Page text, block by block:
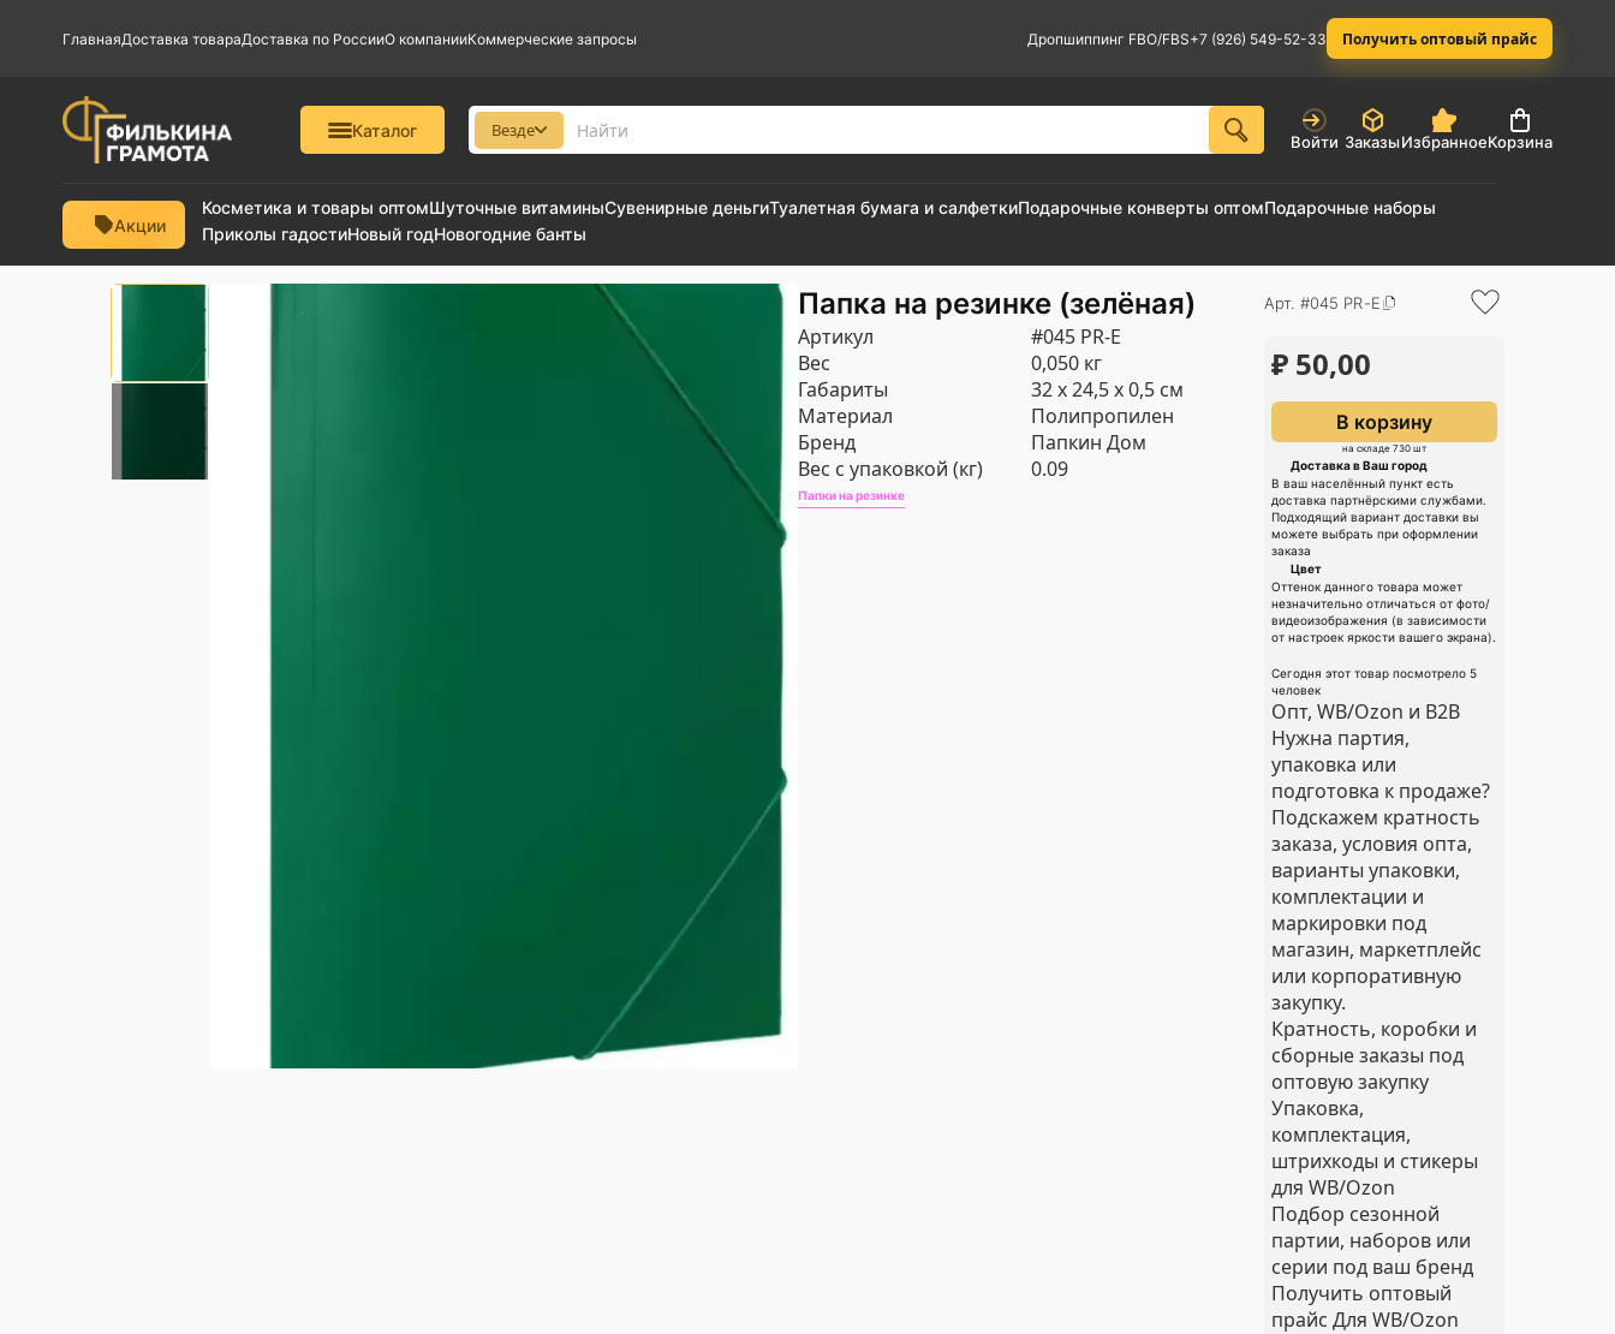
ГлавнаяДоставка товараДоставка по РоссииО компанииКоммерческие запросы Дропшиппинг FBO/FBS+7 (926) 549-52-33 Получить оптовый прайс
Каталог Везде
Войти ЗаказыИзбранноеКорзина
Акции
Косметика и товары оптомШуточные витаминыСувенирные деньгиТуалетная бумага и салфеткиПодарочные конверты оптомПодарочные наборы
Приколы гадостиНовый годНовогодние банты
Папка на резинке (зелёная)
Артикул
#045 PR-E
Вес
0,050 кг
Габариты
32 х 24,5 х 0,5 см
Материал
Полипропилен
Бренд
Папкин Дом
Вес с упаковкой (кг)
0.09
Папки на резинке
Арт. #045 PR-E
₽ 50,00
В корзину
на складе 730 шт
Доставка в Ваш город
В ваш населённый пункт есть
доставка партнёрскими службами.
Подходящий вариант доставки вы
можете выбрать при оформлении
заказа
Цвет
Оттенок данного товара может
незначительно отличаться от фото/
видеоизображения (в зависимости
от настроек яркости вашего экрана).
Сегодня этот товар посмотрело 5
человек
Опт, WB/Ozon и B2B
Нужна партия,
упаковка или
подготовка к продаже?
Подскажем кратность
заказа, условия опта,
варианты упаковки,
комплектации и
маркировки под
магазин, маркетплейс
или корпоративную
закупку.
Кратность, коробки и
сборные заказы под
оптовую закупку
Упаковка,
комплектация,
штрихкоды и стикеры
для WB/Ozon
Подбор сезонной
партии, наборов или
серии под ваш бренд
Получить оптовый
прайс Для WB/Ozon